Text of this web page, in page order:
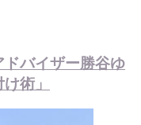
ドバイザー勝谷ゆ
術」